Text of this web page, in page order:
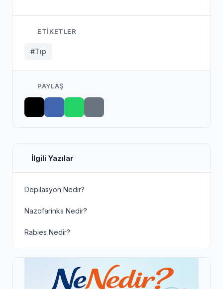
ETIKETLER
#Tıp
PAYLAŞ
İlgili Yazılar
Depilasyon Nedir?
Nazofarinks Nedir?
Rabies Nedir?